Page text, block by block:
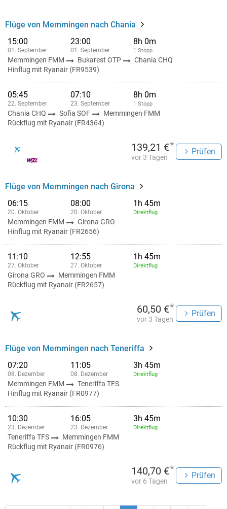
Flüge von Memmingen nach Chania
15:00
01. September
23:00
01. September
8h 0m
1 Stopp
Memmingen FMM Bukarest OTP
Chania CHQ
Hinflug mit Ryanair (FR9539)
05:45
22. September
07:10
23. September
8h 0m
1 Stopp
Chania CHQ Sofia SOF
Memmingen FMM
Rückflug mit Ryanair (FR4364)
139,21 €*
vor 3 Tagen
Prüfen
Flüge von Memmingen nach Girona
06:15
20. Oktober
08:00
20. Oktober
1h 45m
Direktflug
Memmingen FMM
Girona GRO
Hinflug mit Ryanair (FR2656)
11:10
27. Oktober
12:55
27. Oktober
1h 45m
Direktflug
Girona GRO
Memmingen FMM
Rückflug mit Ryanair (FR2657)
60,50 €*
vor 3 Tagen
Prüfen
Flüge von Memmingen nach Teneriffa
07:20
08. Dezember
11:05
08. Dezember
3h 45m
Direktflug
Memmingen FMM
Teneriffa TFS
Hinflug mit Ryanair (FR0977)
10:30
23. Dezember
16:05
23. Dezember
3h 45m
Direktflug
Teneriffa TFS
Memmingen FMM
Rückflug mit Ryanair (FR0976)
140,70 €*
vor 6 Tagen
Prüfen